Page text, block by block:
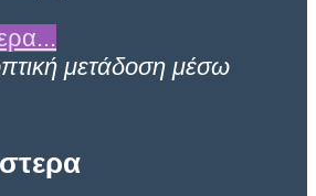
μετάδοση μέσω